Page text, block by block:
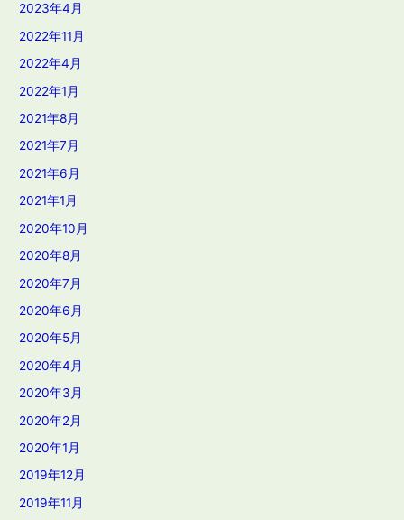
2023年4月
2022年11月
2022年4月
2022年1月
2021年8月
2021年7月
2021年6月
2021年1月
2020年10月
2020年8月
2020年7月
2020年6月
2020年5月
2020年4月
2020年3月
2020年2月
2020年1月
2019年12月
2019年11月